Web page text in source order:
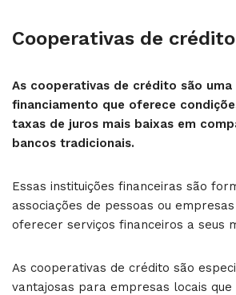
Cooperativas de crédito
As cooperativas de crédito são
financiamento que oferece
taxas de juros mais baixas em
bancos tradicionais.
Essas instituições financeiras são
associações de pessoas ou
oferecer serviços financeiros a seus
As cooperativas de crédito são
vantajosas para empresas locais que